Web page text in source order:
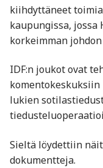
kiihdyttäneet
kaupungissa,
korkeimman
IDF:n joukot ovat
komentokeskuksiin
lukien
Sieltä löydettiin
dokumentteja.